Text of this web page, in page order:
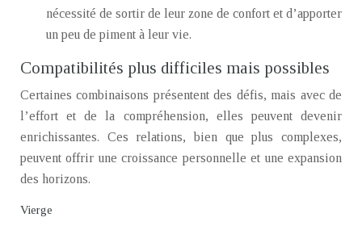
nécessité de sortir de leur zone de confort et d’apporter
un peu de piment à leur vie.
Compatibilités plus difficiles mais possibles
Certaines combinaisons présentent des défis, mais avec de
l’effort et de la compréhension, elles peuvent devenir
enrichissantes. Ces relations, bien que plus complexes,
peuvent offrir une croissance personnelle et une expansion
des horizons.
Vierge